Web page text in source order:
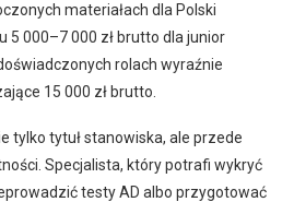
materiałach dla Polski
5 000–7 000 zł brutto dla junior
rolach wyraźnie
15 000 zł brutto.
tylko tytuł stanowiska, ale przede
Specjalista, który potrafi wykryć
testy AD albo przygotować